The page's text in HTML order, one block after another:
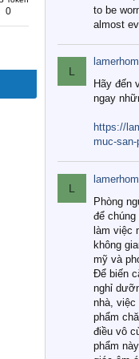
0
to be
almost
L
Hãy đến
ngay
https://
muc-
L
Phòng
để
làm việc
không
mỹ và
Để biến
nghỉ
nhà, việc
phẩm
điều vô
phẩm